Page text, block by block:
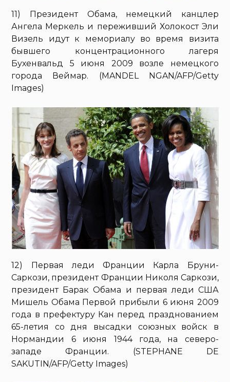
11) Президент Обама, немецкий канцлер
Ангела Меркель и переживший Холокост Эли
Визель идут к мемориалу во время визита
бывшего концентрационного лагеря
Бухенвальд 5 июня 2009 возле немецкого
города Веймар. (MANDEL NGAN/AFP/Getty
Images)
12) Первая леди Франции Карла Бруни-
Саркози, президент Франции Николя Саркози,
президент Барак Обама и первая леди США
Мишель Обама Первой прибыли 6 июня 2009
года в префектуру Кан перед празднованием
65-летия со дня высадки союзных войск в
Нормандии 6 июня 1944 года, на северо-
западе Франции. (STEPHANE DE
SAKUTIN/AFP/Getty Images)